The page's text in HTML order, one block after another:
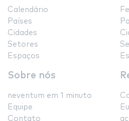
Calendário
Países
Cidades
Setores
Espaços
Sobre nós
neventum em 1 minuto
Equipe
Contato